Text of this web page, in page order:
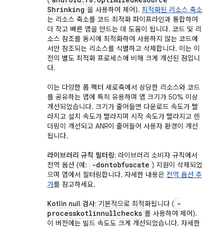
Shrinking 을 사용하여 제어). 최적화된 리소스 축소
는 리소스 축소를 코드 최적화 파이프라인과 통합하여
더 작고 빠른 앱을 만드는 데 도움이 됩니다. 코드 및 리
소스 참조를 동시에 최적화하여 사용하지 않는 코드에
서만 참조되는 리소스를 식별하고 삭제합니다. 이는 이
전의 별도 최적화 프로세스에 비해 크게 개선된 점입니
다.
이는 다양한 폼 팩터 세로축에서 상당한 리소스와 코드
를 공유하는 앱에 특히 유용하며 앱 크기가 50% 이상
개선되었습니다. 크기가 줄어들면 다운로드 속도가 빨
라지고 설치 속도가 빨라지며 시작 속도가 빨라지고 렌
더링이 개선되고 ANR이 줄어들어 사용자 환경이 개선
됩니다.
라이브러리 규칙 필터링: 라이브러리 소비자 규칙에서
전역 옵션 (예:
-dontobfuscate ) 지원이 삭제되었
으며 앱에서 필터링합니다. 자세한 내용은 전역 옵션 추
가를 참고하세요.
Kotlin null 검사: 기본적으로 최적화됩니다 ( -
processkotlinnullchecks 를 사용하여 제어).
이 버전에는 빌드 속도도 크게 개선되었습니다. 자세한